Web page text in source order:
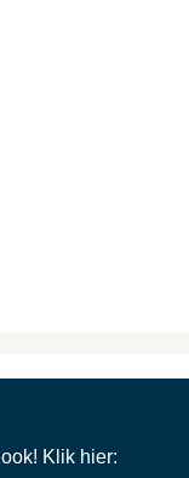
Klik hier: